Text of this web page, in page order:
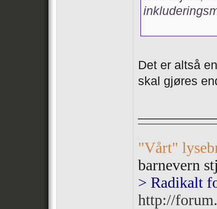
Det er altså
skal gjøres
.
"Vårt"
barnevern
> Radikalt
http://